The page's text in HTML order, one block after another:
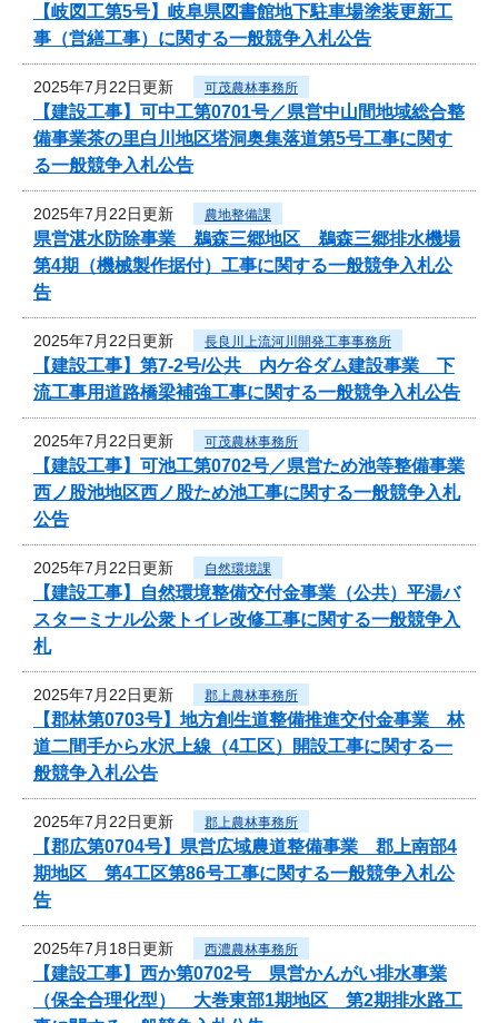
【岐図工第5号】岐阜県図書館地下駐車場塗装更新工
事（営繕工事）に関する一般競争入札公告
2025年7月22日更新 可茂農林事務所
【建設工事】可中工第0701号／県営中山間地域総合整
備事業茶の里白川地区塔洞奥集落道第5号工事に関す
る一般競争入札公告
2025年7月22日更新 農地整備課
県営湛水防除事業 鵜森三郷地区 鵜森三郷排水機場
第4期（機械製作据付）工事に関する一般競争入札公
告
2025年7月22日更新 長良川上流河川開発工事事務所
【建設工事】第7-2号/公共 内ケ谷ダム建設事業 下
流工事用道路橋梁補強工事に関する一般競争入札公告
2025年7月22日更新 可茂農林事務所
【建設工事】可池工第0702号／県営ため池等整備事業
西ノ股池地区西ノ股ため池工事に関する一般競争入札
公告
2025年7月22日更新 自然環境課
【建設工事】自然環境整備交付金事業（公共）平湯バ
スターミナル公衆トイレ改修工事に関する一般競争入
札
2025年7月22日更新 郡上農林事務所
【郡林第0703号】地方創生道整備推進交付金事業 林
道二間手から水沢上線（4工区）開設工事に関する一
般競争入札公告
2025年7月22日更新 郡上農林事務所
【郡広第0704号】県営広域農道整備事業 郡上南部4
期地区 第4工区第86号工事に関する一般競争入札公
告
2025年7月18日更新 西濃農林事務所
【建設工事】西か第0702号 県営かんがい排水事業
（保全合理化型） 大巻東部1期地区 第2期排水路工